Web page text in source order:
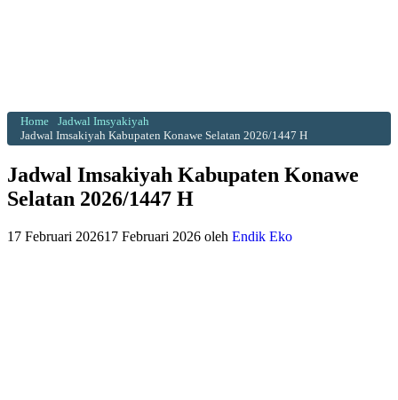
Home
Jadwal Imsyakiyah
Jadwal Imsakiyah Kabupaten Konawe Selatan 2026/1447 H
Jadwal Imsakiyah Kabupaten Konawe
Selatan 2026/1447 H
17 Februari 202617 Februari 2026 oleh Endik Eko